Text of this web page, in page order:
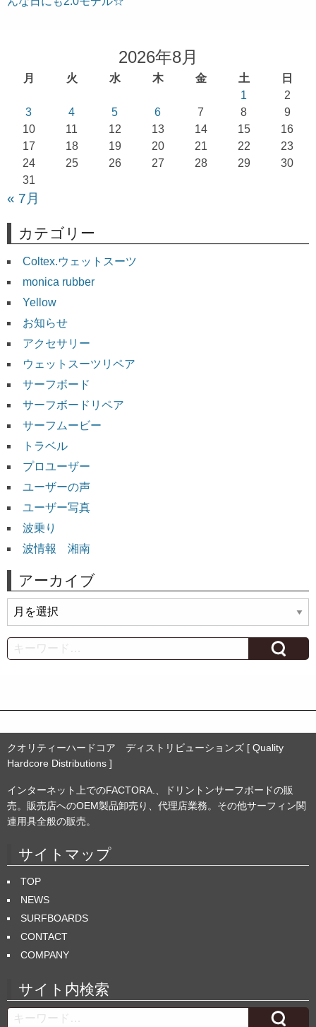
ナ
2026年8月
月 火 水 木 金 土
日
1
2
3
4 5 6 7 8
9
10
11 12 13 14 15
16
17
18 19 20 21 22
23
24
25 26 27 28 29
30
31
« 7月
カテゴリー
Coltex.ウェットスーツ
monica rubber
Yellow
お知らせ
アクセサリー
ウェットスーツリペア
サーフボード
サーフボードリペア
サーフムービー
トラベル
プロユーザー
ユーザーの声
ユーザー写真
波乗り
波情報 湘南
アーカイブ
ー
カ
イ
Search
クオリティーハードコア ディストリビューションズ [ Quality
Hardcore Distributions ]
インターネット上でのFACTORA.、ドリントンサーフボードの販
売。販売店へのOEM製品卸売り、代理店業務。その他サーフィン関
連用具全般の販売。
サイトマップ
TOP
NEWS
SURFBOARDS
CONTACT
COMPANY
サイト内検索
Search